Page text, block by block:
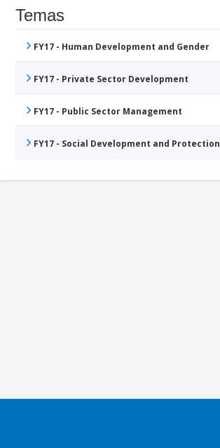
Temas
FY17 - Human Development and Gender
FY17 - Private Sector Development
FY17 - Public Sector Management
FY17 - Social Development and Protection